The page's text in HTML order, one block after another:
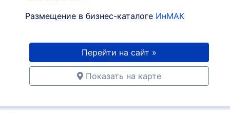
Размещение в бизнес-каталоге ИнМАК
Перейти на сайт »
Показать на карте